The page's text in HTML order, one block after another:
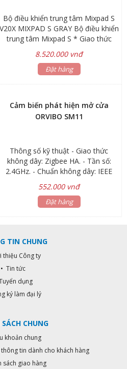
Bộ điều khiển trung tâm Mixpad S
V20X MIXPAD S GRAY Bộ điều khiển
trung tâm Mixpad S * Giao thức
* Quản lý lên đến 250 thiết bị *
Nguồn cấp: 220V AC * Màu sắc:
-15℃-60℃, độ ẩm < 80% RH * Màn
hình cảm ứng: 4 inch
8.520.000 vnđ
Đặt hàng
Cảm biến phát hiện mở cửa
ORVIBO SM11
Thông số kỹ thuật - Giao thức
không dây: Zigbee HA. - Tần số:
2.4GHz. - Chuẩn không dây: IEEE
Khoảng cách không dây: 100m
(không vật cản). - Kích thước
-10℃-50℃.
552.000 vnđ
Đặt hàng
TIN CHUNG
thiệu Công ty
• Tin tức
dụng
ký làm đại lý
CHUNG
khoản chung
tin dành cho khách hàng
sách giao hàng